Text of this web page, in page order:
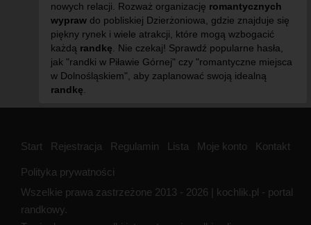
nowych relacji. Rozważ organizację romantycznych
wypraw do pobliskiej Dzierżoniowa, gdzie znajduje się
piękny rynek i wiele atrakcji, które mogą wzbogacić
każdą randkę . Nie czekaj! Sprawdź popularne hasła,
jak "randki w Piławie Górnej" czy "romantyczne miejsca
w Dolnośląskiem", aby zaplanować swoją idealną
randkę
Start Rejestracja Regulamin Lista Moje konto Kontakt
Polityka prywatności
Wszelkie prawa zastrzeżone 2013 - 2026 | kochlik.pl - portal
randkowy.